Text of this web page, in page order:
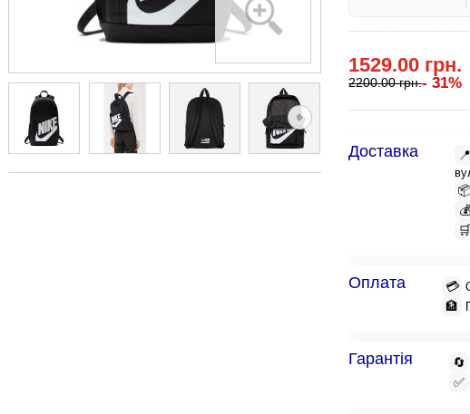
1529.00 грн.
- 31%
2200.00 грн.
Доставка 📍
💰
🛒
Оплата 💳
🏦
Гарантія
🔄
✅